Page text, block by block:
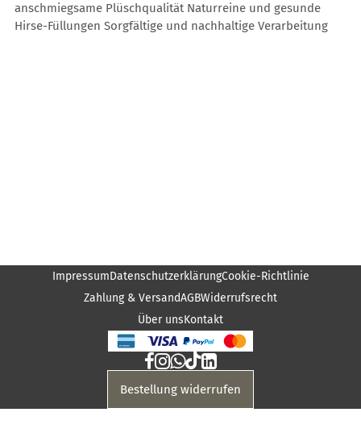
anschmiegsame Plüschqualität Naturreine und gesunde
Hirse-Füllungen Sorgfältige und nachhaltige Verarbeitung
ImpressumDatenschutzerklärungCookie-Richtlinie
Zahlung & VersandAGBWiderrufsrecht
Über unsKontakt
Bestellung widerrufen